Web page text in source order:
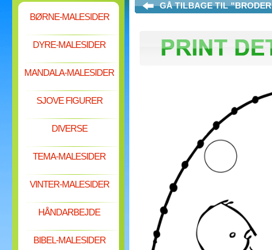
BØRNE-MALESIDER
DYRE-MALESIDER
MANDALA-MALESIDER
SJOVE FIGURER
DIVERSE
TEMA-MALESIDER
VINTER-MALESIDER
HÅNDARBEJDE
BIBEL-MALESIDER
GÅ TILBAGE TIL